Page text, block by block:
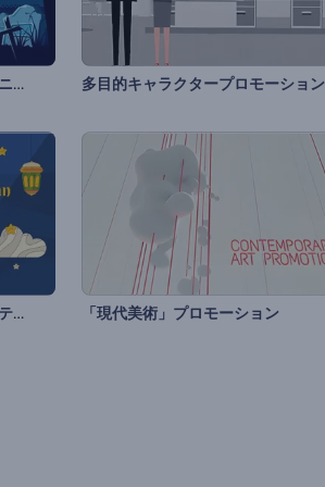
「不気味なハロウィーン」オープニング動画 多目的キャラクタープロモーション
ヌズル・アル・クーランのぐグリティング動画 「現代美術」プロモーション